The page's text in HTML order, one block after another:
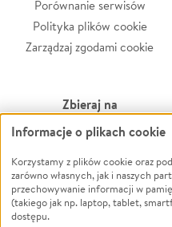
Porównanie serwisów
Polityka plików cookie
Zarządzaj zgodami cookie
Zbieraj na
Leczenie
Zwierzęta
Pożar
Ukraina
Informacje o plikach cookie
Korzystamy z plików cookie oraz
zarówno własnych, jak i naszych
przechowywanie informacji w
(takiego jak np. laptop, tablet,
dostępu.